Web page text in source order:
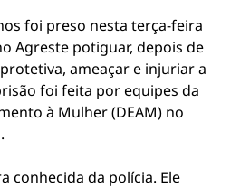
foi preso nesta terça-feira
Agreste potiguar, depois de
ameaçar e injuriar a
foi feita por equipes da
à Mulher (DEAM) no
conhecida da polícia. Ele